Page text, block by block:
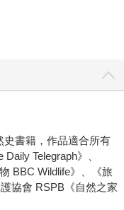
書籍，作品適合所有
Telegraph》、
BBC Wildlife》、《旅
協會 RSPB《自然之家